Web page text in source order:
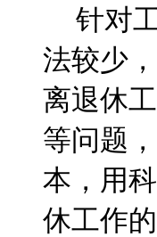
针对
法较少
离退休
等问题
本，用
休工作